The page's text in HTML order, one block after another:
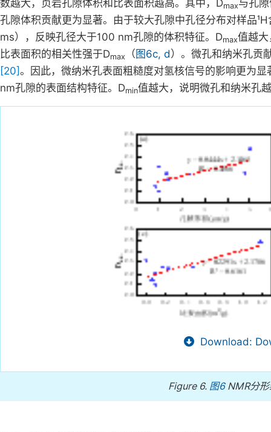
数越大，页岩孔隙体积和比表面积越高。其中，Dmax与孔
孔隙体积贡献更为显著。由于较大孔隙中孔径分布对样品
ms），反映孔径大于100 nm孔隙的体积特征。Dmax值越
比表面积的相关性强于Dmax （ 图6c, d）。微孔和纳米孔贡
[20]。因此，微纳米孔表面粗糙度对氢核信号的影响更为显
nm孔隙的表面结构特征。Dmin值越大，说明微孔和纳米孔
Download:
Figure 6. 图6NMR分形